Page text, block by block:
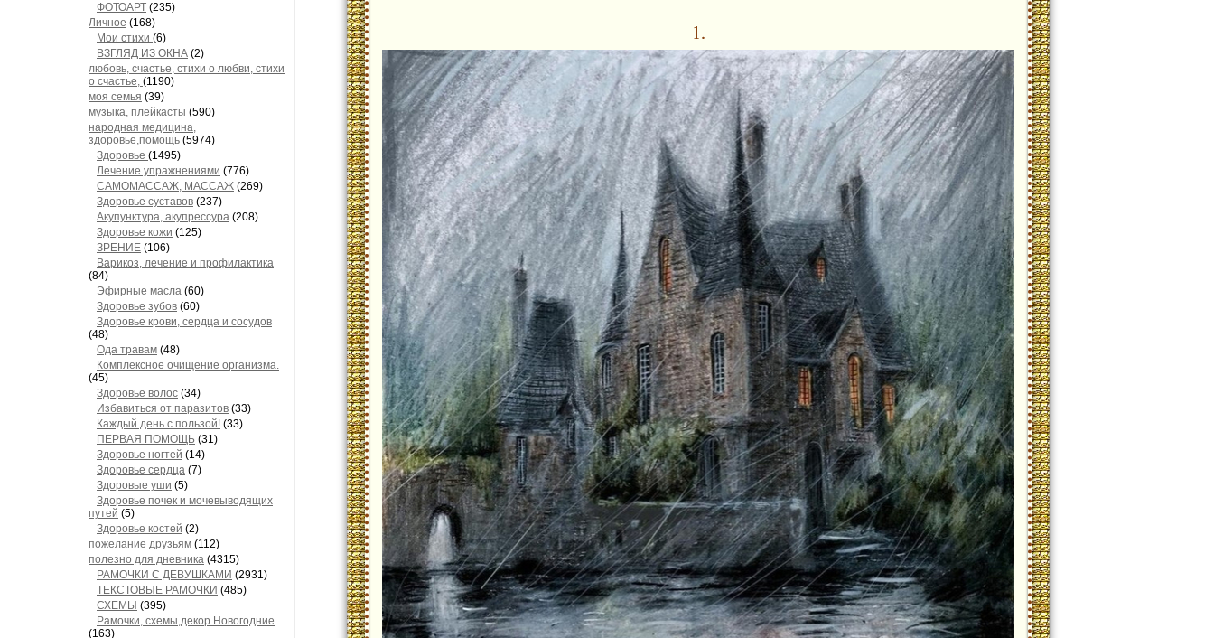
ФОТОАРТ (235)
Личное (168)
Мои стихи (6)
ВЗГЛЯД ИЗ ОКНА (2)
любовь, счастье, стихи о любви, стихи
о счастье, (1190)
моя семья (39)
музыка, плейкасты (590)
народная медицина,
здоровье,помощь (5974)
Здоровье (1495)
Лечение упражнениями (776)
САМОМАССАЖ, МАССАЖ (269)
Здоровье суставов (237)
Акупунктура, акупрессура (208)
Здоровье кожи (125)
ЗРЕНИЕ (106)
Варикоз, лечение и профилактика
(84)
Эфирные масла (60)
Здоровье зубов (60)
Здоровье крови, сердца и сосудов
(48)
Ода травам (48)
Комплексное очищение организма.
(45)
Здоровье волос (34)
Избавиться от паразитов (33)
Каждый день с пользой! (33)
ПЕРВАЯ ПОМОЩЬ (31)
Здоровье ногтей (14)
Здоровье сердца (7)
Здоровые уши (5)
Здоровье почек и мочевыводящих
путей (5)
Здоровье костей (2)
пожелание друзьям (112)
полезно для дневника (4315)
РАМОЧКИ С ДЕВУШКАМИ (2931)
ТЕКСТОВЫЕ РАМОЧКИ (485)
СХЕМЫ (395)
Рамочки, схемы,декор Новогодние
(163)
1.